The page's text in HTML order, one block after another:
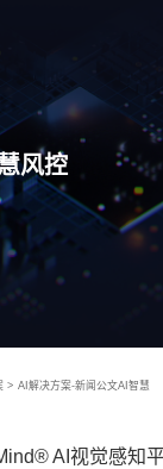
风控
> AI解决方案-新闻公文AI智慧
AI视觉感知